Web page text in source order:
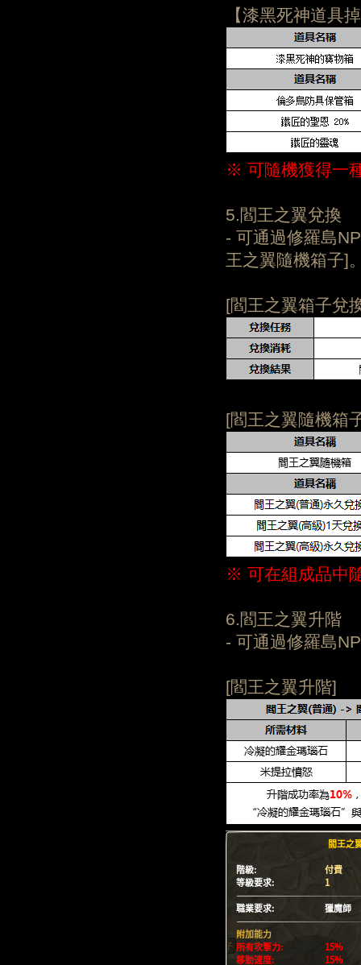
【漆黑死神道具
※ 可隨機獲得一
5.閻王之翼兌換
- 可通過修羅島
王之翼隨機箱子]
[閻王之翼箱子兌
[閻王之翼隨機箱
※ 可在組成品中
6.閻王之翼升階
- 可通過修羅島
[閻王之翼升階]